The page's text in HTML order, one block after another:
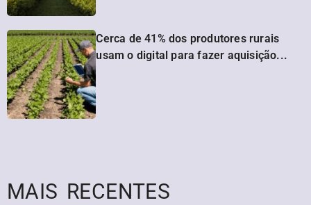
Cerca de 41% dos produtores rurais
usam o digital para fazer aquisição...
MAIS RECENTES